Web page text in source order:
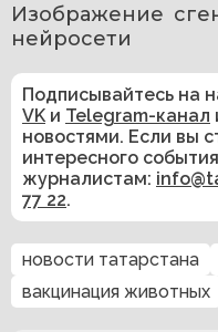
Изображение
нейросети
Подписывайтесь на
VK и Telegram-канал
новостями. Если вы
интересного
журналистам:
77 22.
новости татарстана
вакцинация животных